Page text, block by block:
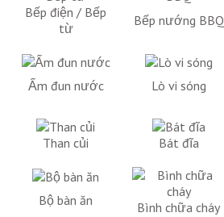
Bếp điện / Bếp
từ
Bếp nướng BBQ
Ấm đun nước Lò vi sóng
Than củi Bát đĩa
Bộ bàn ăn Bình chữa cháy